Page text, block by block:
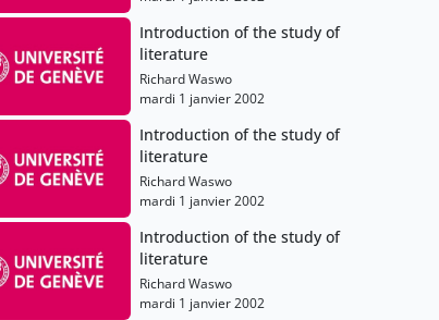
Introduction of the study of
literature
Richard Waswo
mardi 1 janvier 2002
Introduction of the study of
literature
Richard Waswo
mardi 1 janvier 2002
Introduction of the study of
literature
Richard Waswo
mardi 1 janvier 2002